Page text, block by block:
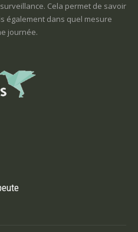
surveillance. Cela permet de savoir
également dans quel mesure
journée.